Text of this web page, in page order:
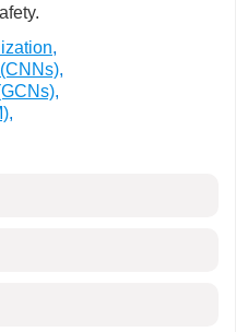
,
,
,
,